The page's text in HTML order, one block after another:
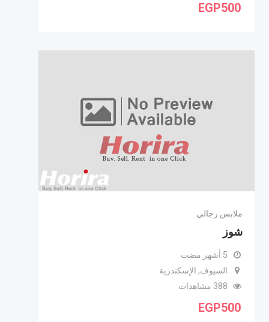
EGP500
ملابس رجالي
شوز
5 أشهر مضت
السيوف, الإسكندرية
388 مشاهدات
EGP500